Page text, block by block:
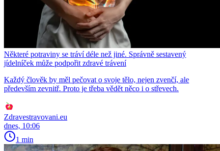
Některé potraviny se tráví déle než jiné. Správně sestavený
jídelníček může podpořit zdravé trávení
Každý člověk by měl pečovat o svoje tělo, nejen zvenčí, ale
především zevnitř. Proto je třeba vědět něco i o střevech.
Zdravestravovani.eu
dnes, 10:06
1 min